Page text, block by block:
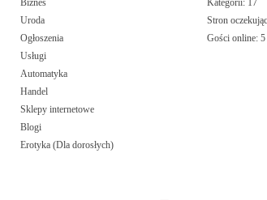
Biznes
Uroda
Ogłoszenia
Usługi
Automatyka
Handel
Sklepy internetowe
Blogi
Erotyka (Dla dorosłych)
Kategorii: 17
Stron
Gości online: 5